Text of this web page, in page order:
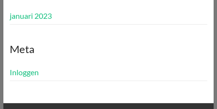
januari 2023
Meta
Inloggen